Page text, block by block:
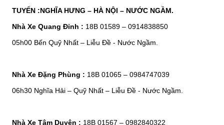
TUYẾN :NGHĨA HƯNG – HÀ NỘI – NƯỚC NGẦM.
Nhà Xe Quang Đỉnh : 18B 01589 – 0914838850
05h00 Bến Quỹ Nhất – Liễu Đề - Nước Ngầm.
Nhà Xe Đặng Phùng : 18B 01065 – 0984747039
06h30 Nghĩa Hải – Quỹ Nhất – Liễu Đề - Nước Ngầm.
Nhà Xe Tâm Duyên : 18B 01567 – 0982840322